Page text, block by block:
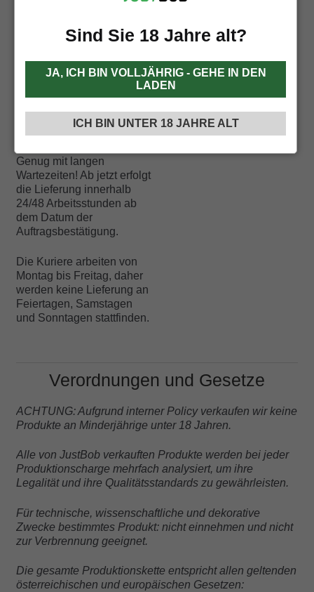
+43 720 022448
Sendungsverfolgu
ng und
Lieferzeiten
Genug mit langen
Wartezeiten! Ab jetzt erfolgt
die Lieferung innerhalb
24/48 Arbeitsstunden ab
dem Datum der
Auftragsbestätigung.
Die Kuriere arbeiten von
Montag bis Freitag, daher
werden keine Lieferung an
Feiertagen, Samstagen
und Sonntagen stattfinden.
Verordnungen und Gesetze
ACHTUNG: Aufgrund interner Policy verkaufen wir keine
Produkte an Minderjährige unter 18 Jahren.
Alle von JustBob verkauften Produkte werden bei jeder
Produktionscharge mehrfach analysiert, um ihre
Legalität und ihre Qualitätsstandards zu gewährleisten.
Für technische, wissenschaftliche und dekorative
Zwecke bestimmtes Produkt: nicht einnehmen und nicht
zur Verbrennung geeignet.
Die gesamte Produktionskette entspricht allen geltenden
österreichischen und europäischen Gesetzen:
Sind Sie 18 Jahre alt?
JA, ICH BIN VOLLJÄHRIG - GEHE IN DEN
LADEN
ICH BIN UNTER 18 JAHRE ALT